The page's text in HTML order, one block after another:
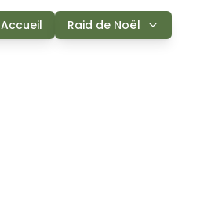
Accueil Raid de Noël